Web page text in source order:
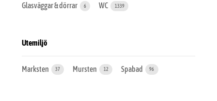
Glasväggar & dörrar 6 WC 1339
Utemiljö
Marksten 37 Mursten 12 Spabad 96